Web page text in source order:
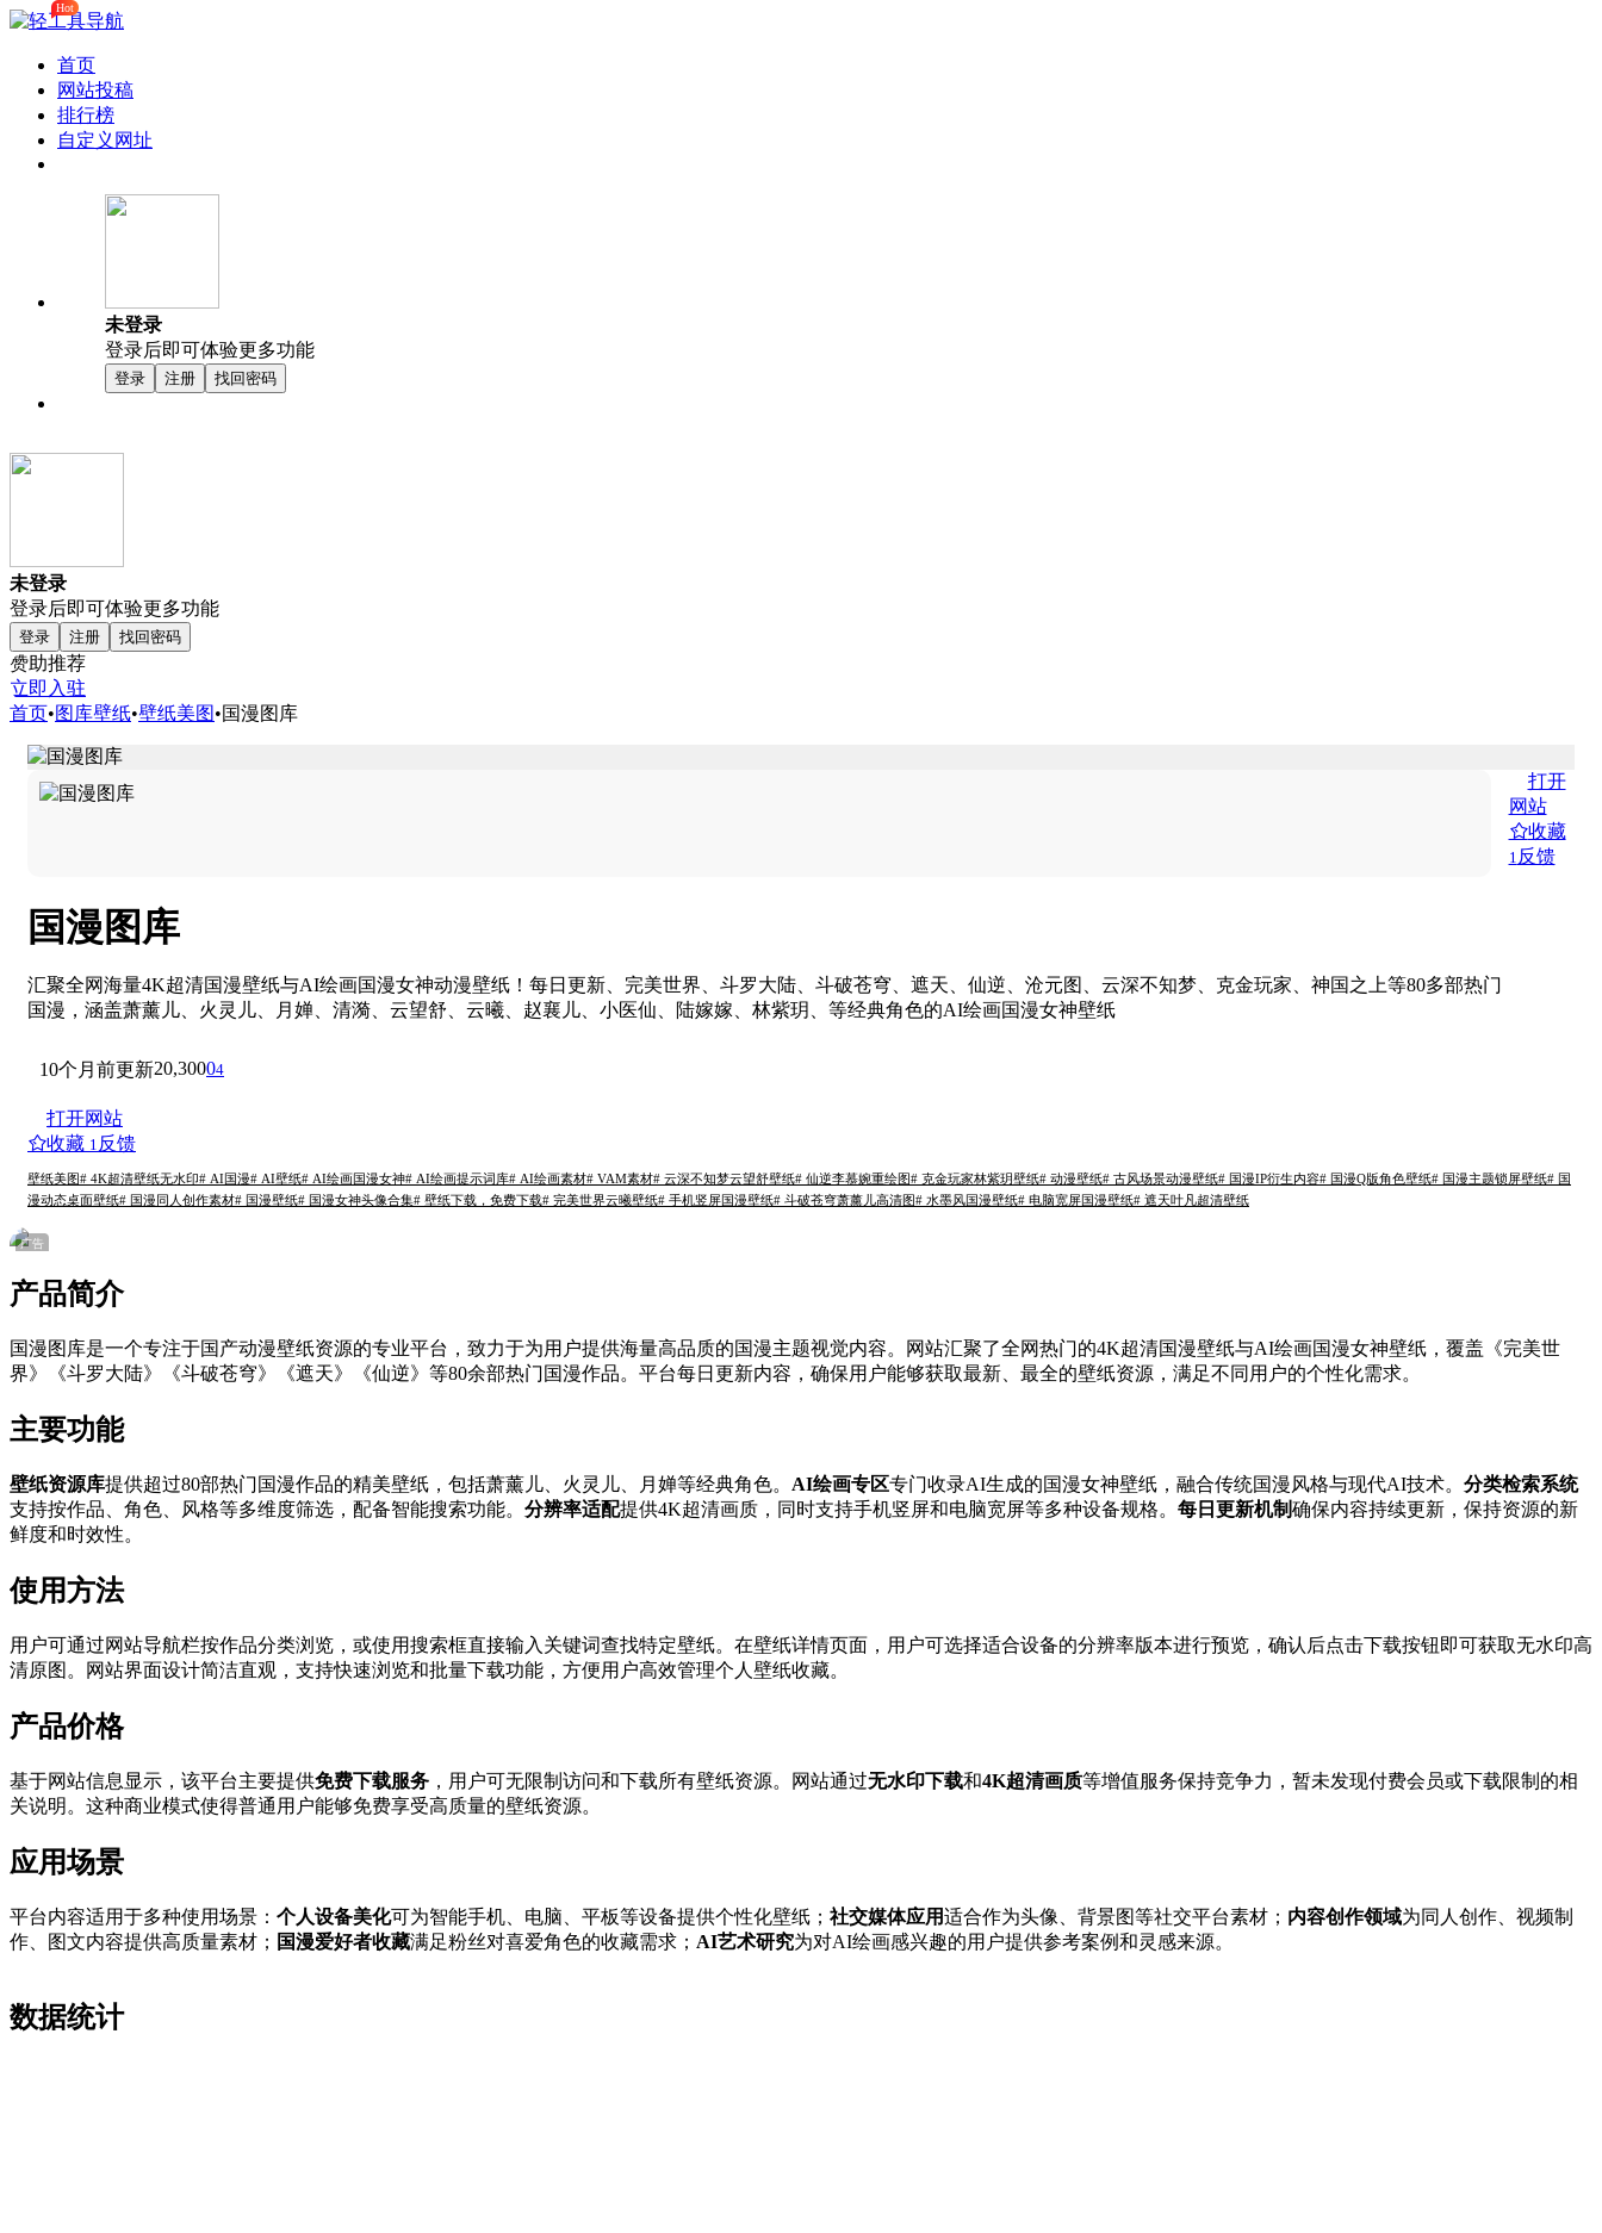
首页
网站投稿
排行榜
Hot
自定义网址
未登录
登录后即可体验更多功能
登录 注册 找回密码
未登录
登录后即可体验更多功能
登录 注册 找回密码
赞助推荐
立即入驻
首页•图库壁纸•壁纸美图•国漫图库
国漫图库
汇聚全网海量4K超清国漫壁纸与AI绘画国漫女神动漫壁纸！每日更新、完美世界、斗罗大陆、斗破苍穹、遮天、仙逆、沧元图、云深不知梦、克金玩家、神国之上等80多部热门
国漫，涵盖萧薰儿、火灵儿、月婵、清漪、云望舒、云曦、赵襄儿、小医仙、陆嫁嫁、林紫玥、等经典角色的AI绘画国漫女神壁纸
打开
网站
收藏
1 反馈
10个月前更新20,30004
打开网站
收藏 1反馈
壁纸美图# 4K超清壁纸无水印# AI国漫# AI壁纸# AI绘画国漫女神# AI绘画提示词库# AI绘画素材# VAM素材# 云深不知梦云望舒壁纸# 仙逆李慕婉重绘图# 克金玩家林紫玥壁纸# 动漫壁纸# 古风场景动漫壁纸# 国漫IP衍生内容# 国漫Q版角色壁纸# 国漫主题锁屏壁纸# 国
漫动态桌面壁纸# 国漫同人创作素材# 国漫壁纸# 国漫女神头像合集# 壁纸下载，免费下载# 完美世界云曦壁纸# 手机竖屏国漫壁纸# 斗破苍穹萧薰儿高清图# 水墨风国漫壁纸# 电脑宽屏国漫壁纸# 遮天叶凡超清壁纸
广告
产品简介
国漫图库是一个专注于国产动漫壁纸资源的专业平台，致力于为用户提供海量高品质的国漫主题视觉内容。网站汇聚了全网热门的4K超清国漫壁纸与AI绘画国漫女神壁纸，覆盖《完美世
界》《斗罗大陆》《斗破苍穹》《遮天》《仙逆》等80余部热门国漫作品。平台每日更新内容，确保用户能够获取最新、最全的壁纸资源，满足不同用户的个性化需求。
主要功能
壁纸资源库提供超过80部热门国漫作品的精美壁纸，包括萧薰儿、火灵儿、月婵等经典角色。 AI绘画专区专门收录AI生成的国漫女神壁纸，融合传统国漫风格与现代AI技术。 分类检索系统
支持按作品、角色、风格等多维度筛选，配备智能搜索功能。 分辨率适配提供4K超清画质，同时支持手机竖屏和电脑宽屏等多种设备规格。 每日更新机制确保内容持续更新，保持资源的新
鲜度和时效性。
使用方法
用户可通过网站导航栏按作品分类浏览，或使用搜索框直接输入关键词查找特定壁纸。在壁纸详情页面，用户可选择适合设备的分辨率版本进行预览，确认后点击下载按钮即可获取无水印高
清原图。网站界面设计简洁直观，支持快速浏览和批量下载功能，方便用户高效管理个人壁纸收藏。
产品价格
基于网站信息显示，该平台主要提供免费下载服务 ，用户可无限制访问和下载所有壁纸资源。网站通过无水印下载和4K超清画质等增值服务保持竞争力，暂未发现付费会员或下载限制的相
关说明。这种商业模式使得普通用户能够免费享受高质量的壁纸资源。
应用场景
平台内容适用于多种使用场景： 个人设备美化可为智能手机、电脑、平板等设备提供个性化壁纸； 社交媒体应用适合作为头像、背景图等社交平台素材； 内容创作领域为同人创作、视频制
作、图文内容提供高质量素材； 国漫爱好者收藏满足粉丝对喜爱角色的收藏需求； AI艺术研究为对AI绘画感兴趣的用户提供参考案例和灵感来源。
数据统计